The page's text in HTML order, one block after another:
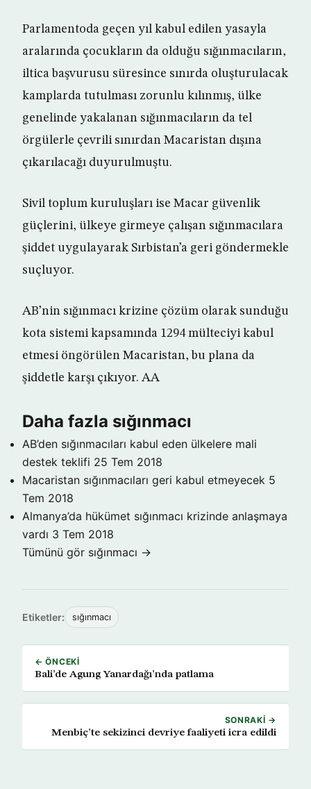
Parlamentoda geçen yıl kabul edilen yasayla
aralarında çocukların da olduğu sığınmacıların,
iltica başvurusu süresince sınırda oluşturulacak
kamplarda tutulması zorunlu kılınmış, ülke
genelinde yakalanan sığınmacıların da tel
örgülerle çevrili sınırdan Macaristan dışına
çıkarılacağı duyurulmuştu.
Sivil toplum kuruluşları ise Macar güvenlik
güçlerini, ülkeye girmeye çalışan sığınmacılara
şiddet uygulayarak Sırbistan’a geri göndermekle
suçluyor.
AB’nin sığınmacı krizine çözüm olarak sunduğu
kota sistemi kapsamında 1294 mülteciyi kabul
etmesi öngörülen Macaristan, bu plana da
şiddetle karşı çıkıyor. AA
Daha fazla sığınmacı
AB’den sığınmacıları kabul eden ülkelere mali
destek teklifi 25 Tem 2018
Macaristan sığınmacıları geri kabul etmeyecek 5
Tem 2018
Almanya’da hükümet sığınmacı krizinde anlaşmaya
vardı 3 Tem 2018
Tümünü gör sığınmacı →
Etiketler: sığınmacı
← ÖNCEKI
Bali’de Agung Yanardağı’nda patlama
SONRAKI →
Menbiç’te sekizinci devriye faaliyeti icra edildi